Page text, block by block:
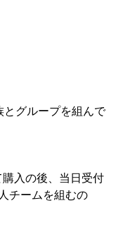
グループを組んで
入の後、当日受付
チームを組むの